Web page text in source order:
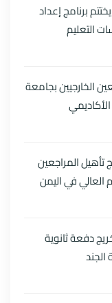
برنامج إعداد
التعليم
الخارجيين بجامعة
تأهيل المراجعين
العالي في اليمن
دفعة ثانوية